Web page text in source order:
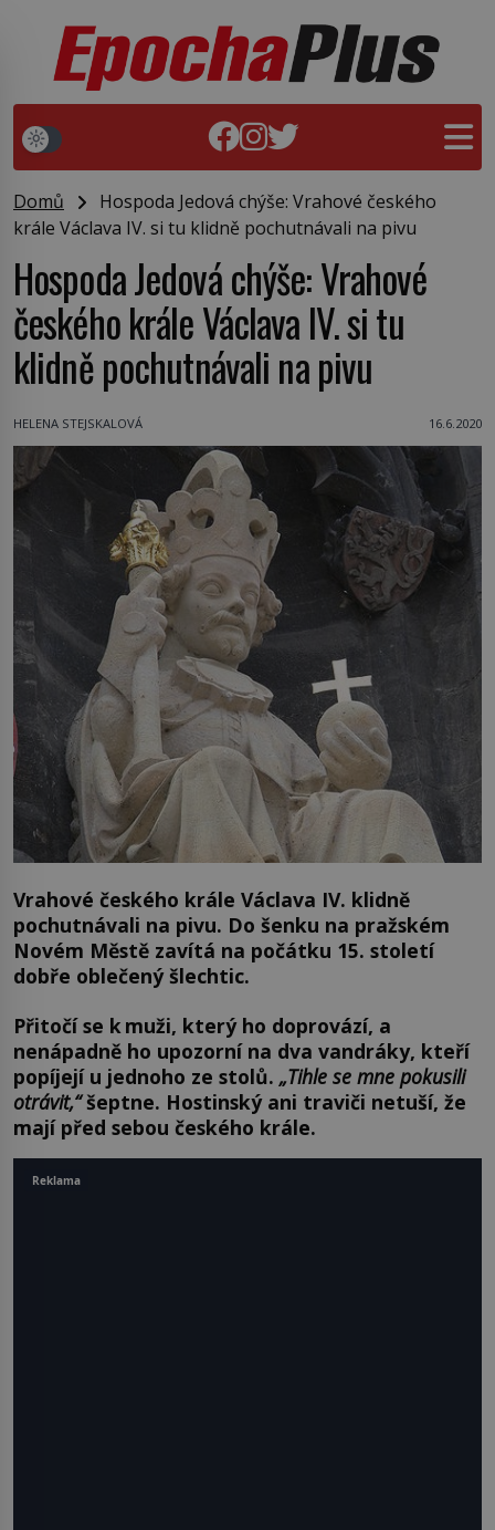
Domů
Hospoda Jedová chýše: Vrahové českého
krále Václava IV. si tu klidně pochutnávali na pivu
Hospoda Jedová chýše: Vrahové
českého krále Václava IV. si tu
klidně pochutnávali na pivu
HELENA STEJSKALOVÁ 16.6.2020
Vrahové českého krále Václava IV. klidně
pochutnávali na pivu. Do šenku na pražském
Novém Městě zavítá na počátku 15. století
dobře oblečený šlechtic.
Přitočí se k muži, který ho doprovází, a
nenápadně ho upozorní na dva vandráky, kteří
popíjejí u jednoho ze stolů. „Tihle se mne pokusili
otrávit,“šeptne. Hostinský ani traviči netuší, že
mají před sebou českého krále.
Reklama